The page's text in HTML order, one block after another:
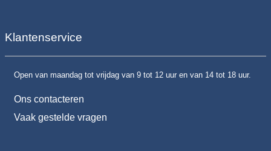
Klantenservice
Open van maandag tot vrijdag van 9 tot 12 uur en van 14 tot 18 uur.
Ons contacteren
Vaak gestelde vragen